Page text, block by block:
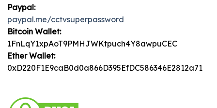
Paypal:
paypal.me/cctvsuperpassword
Bitcoin Wallet:
1FnLqY1xpAoT9PMHJWKtpuch4Y8awpuCEC
Ether Wallet:
0xD220F1E9caB0d0a866D395EfDC586346E2812a71